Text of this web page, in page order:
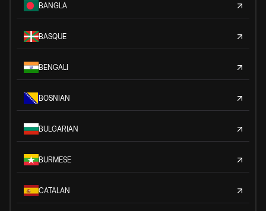
BANGLA
BASQUE
BENGALI
BOSNIAN
BULGARIAN
BURMESE
CATALAN